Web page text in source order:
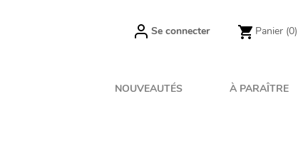
Se connecter Panier (0)
NOUVEAUTÉS À PARAÎTRE